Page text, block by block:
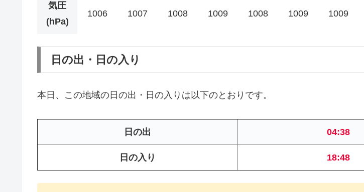
気圧
(hPa)
1006 1007 1008 1009 1008 1009 1009
日の出・日の入り
本日、この地域の日の出・日の入りは以下のとおりです。
日の出 04:38
日の入り 18:48